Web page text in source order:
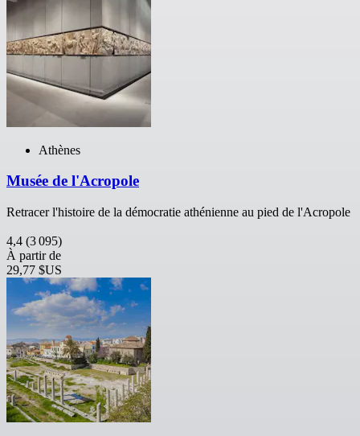
Athènes
Musée de l'Acropole
Retracer l'histoire de la démocratie athénienne au pied de l'Acropole
4,4 (3 095)
À partir de
29,77 $US